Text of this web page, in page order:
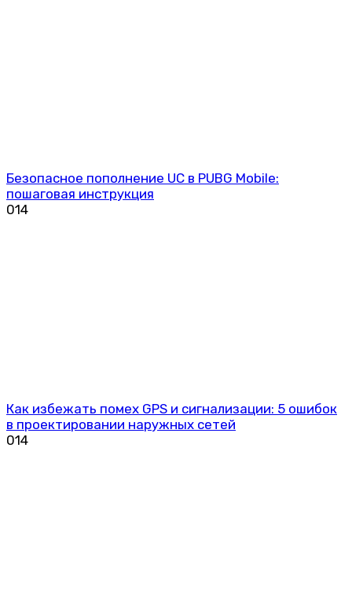
Безопасное пополнение UC в PUBG Mobile:
пошаговая инструкция
014
Как избежать помех GPS и сигнализации: 5 ошибок
в проектировании наружных сетей
014